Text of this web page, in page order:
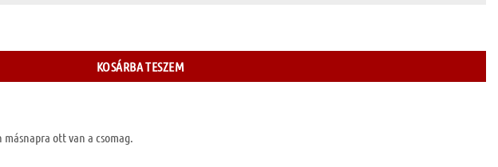
KOSÁRBA TESZEM
ott van a csomag.